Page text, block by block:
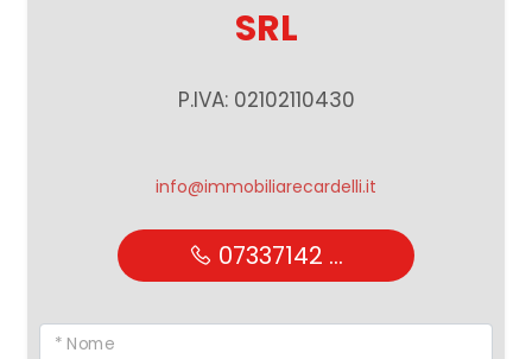
SRL
P.IVA: 02102110430
info@immobiliarecardelli.it
07337142 ...
* Nome